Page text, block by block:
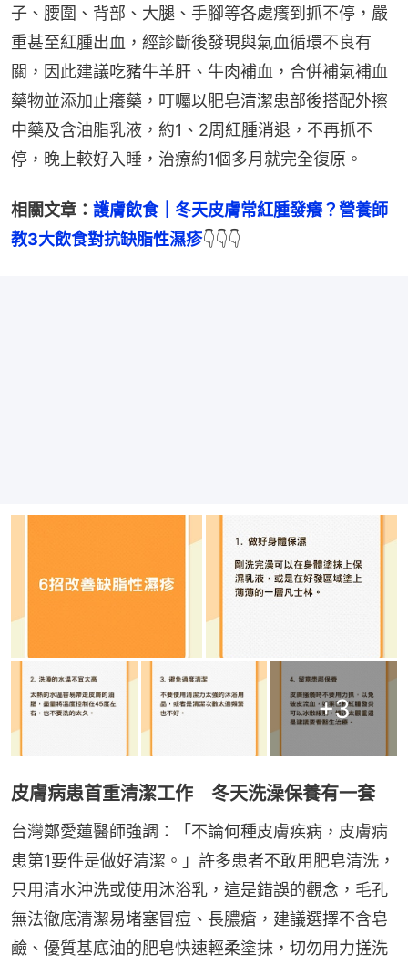
子、腰圍、背部、大腿、手腳等各處癢到抓不停，嚴
重甚至紅腫出血，經診斷後發現與氣血循環不良有
關，因此建議吃豬牛羊肝、牛肉補血，合併補氣補血
藥物並添加止癢藥，叮囑以肥皂清潔患部後搭配外擦
中藥及含油脂乳液，約1、2周紅腫消退，不再抓不
停，晚上較好入睡，治療約1個多月就完全復原。
相關文章： 護膚飲食｜冬天皮膚常紅腫發癢？營養師
教3大飲食對抗缺脂性濕疹👇👇👇
+3
皮膚病患首重清潔工作 冬天洗澡保養有一套
台灣鄭愛蓮醫師強調：「不論何種皮膚疾病，皮膚病
患第1要件是做好清潔。」許多患者不敢用肥皂清洗，
只用清水沖洗或使用沐浴乳，這是錯誤的觀念，毛孔
無法徹底清潔易堵塞冒痘、長膿瘡，建議選擇不含皂
鹼、優質基底油的肥皂快速輕柔塗抹，切勿用力搓洗